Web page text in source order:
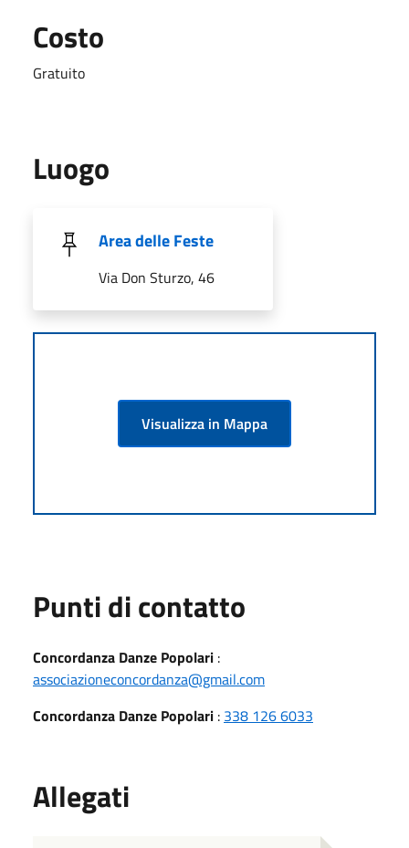
Costo
Gratuito
Luogo
Area delle Feste
Via Don Sturzo, 46
Visualizza in Mappa
Punti di contatto
Concordanza Danze Popolari :
associazioneconcordanza@gmail.com
Concordanza Danze Popolari : 338 126 6033
Allegati